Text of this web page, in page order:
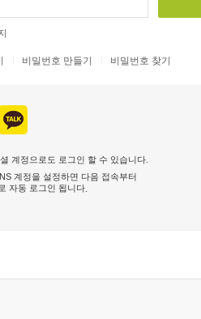
비밀번호 만들기 비밀번호 찾기
계정으로도 로그인 할 수 있습니다.
계정을 설정하면 다음 접속부터
자동 로그인 됩니다